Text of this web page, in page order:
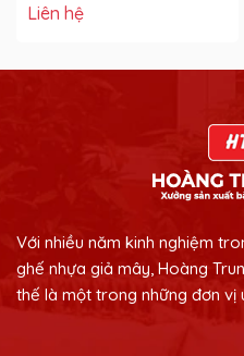
Liên hệ
Với nhiều năm kinh nghiệm
ghế nhựa giả mây, Hoàng
thế là một trong những đơn vị